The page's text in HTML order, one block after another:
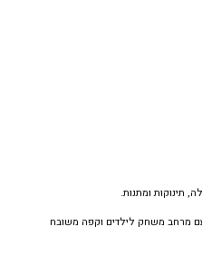
תינוקות ומתנות.
מרחב משחק לילדים וקפה משובח